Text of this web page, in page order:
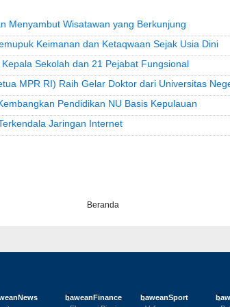
Menyambut Wisatawan yang Berkunjung
Keimanan dan Ketaqwaan Sejak Usia Dini
Sekolah dan 21 Pejabat Fungsional
MPR RI) Raih Gelar Doktor dari Universitas
Pendidikan NU Basis Kepulauan
Jaringan Internet
Beranda
baweanFinance
baweanSport